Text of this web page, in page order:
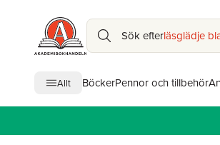
Sök efterläsglädje
Allt BöckerPennor och tillbehör